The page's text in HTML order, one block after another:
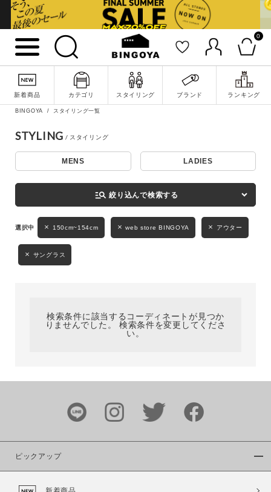
0
新着商品 カテゴリ スタイリング ブランド ランキング
詳細検索
キーワード
性別
MENS LADIES KIDS
ブランド
BINGOYA スタイリング一覧
STYLING
MENS LADIES
manage_search 絞り込んで検索する
150cm~154cm web store BINGOYA アウター
サングラス
検索条件に該当するコーディネートが見つか
りませんでした。 検索条件を変更してくださ
い。
ピックアップ